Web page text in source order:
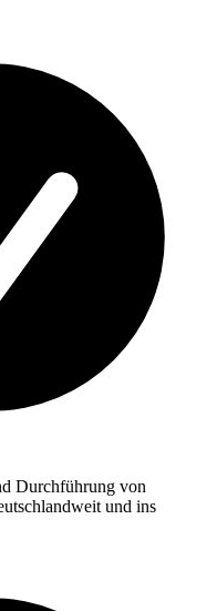
Durchführung von
und ins